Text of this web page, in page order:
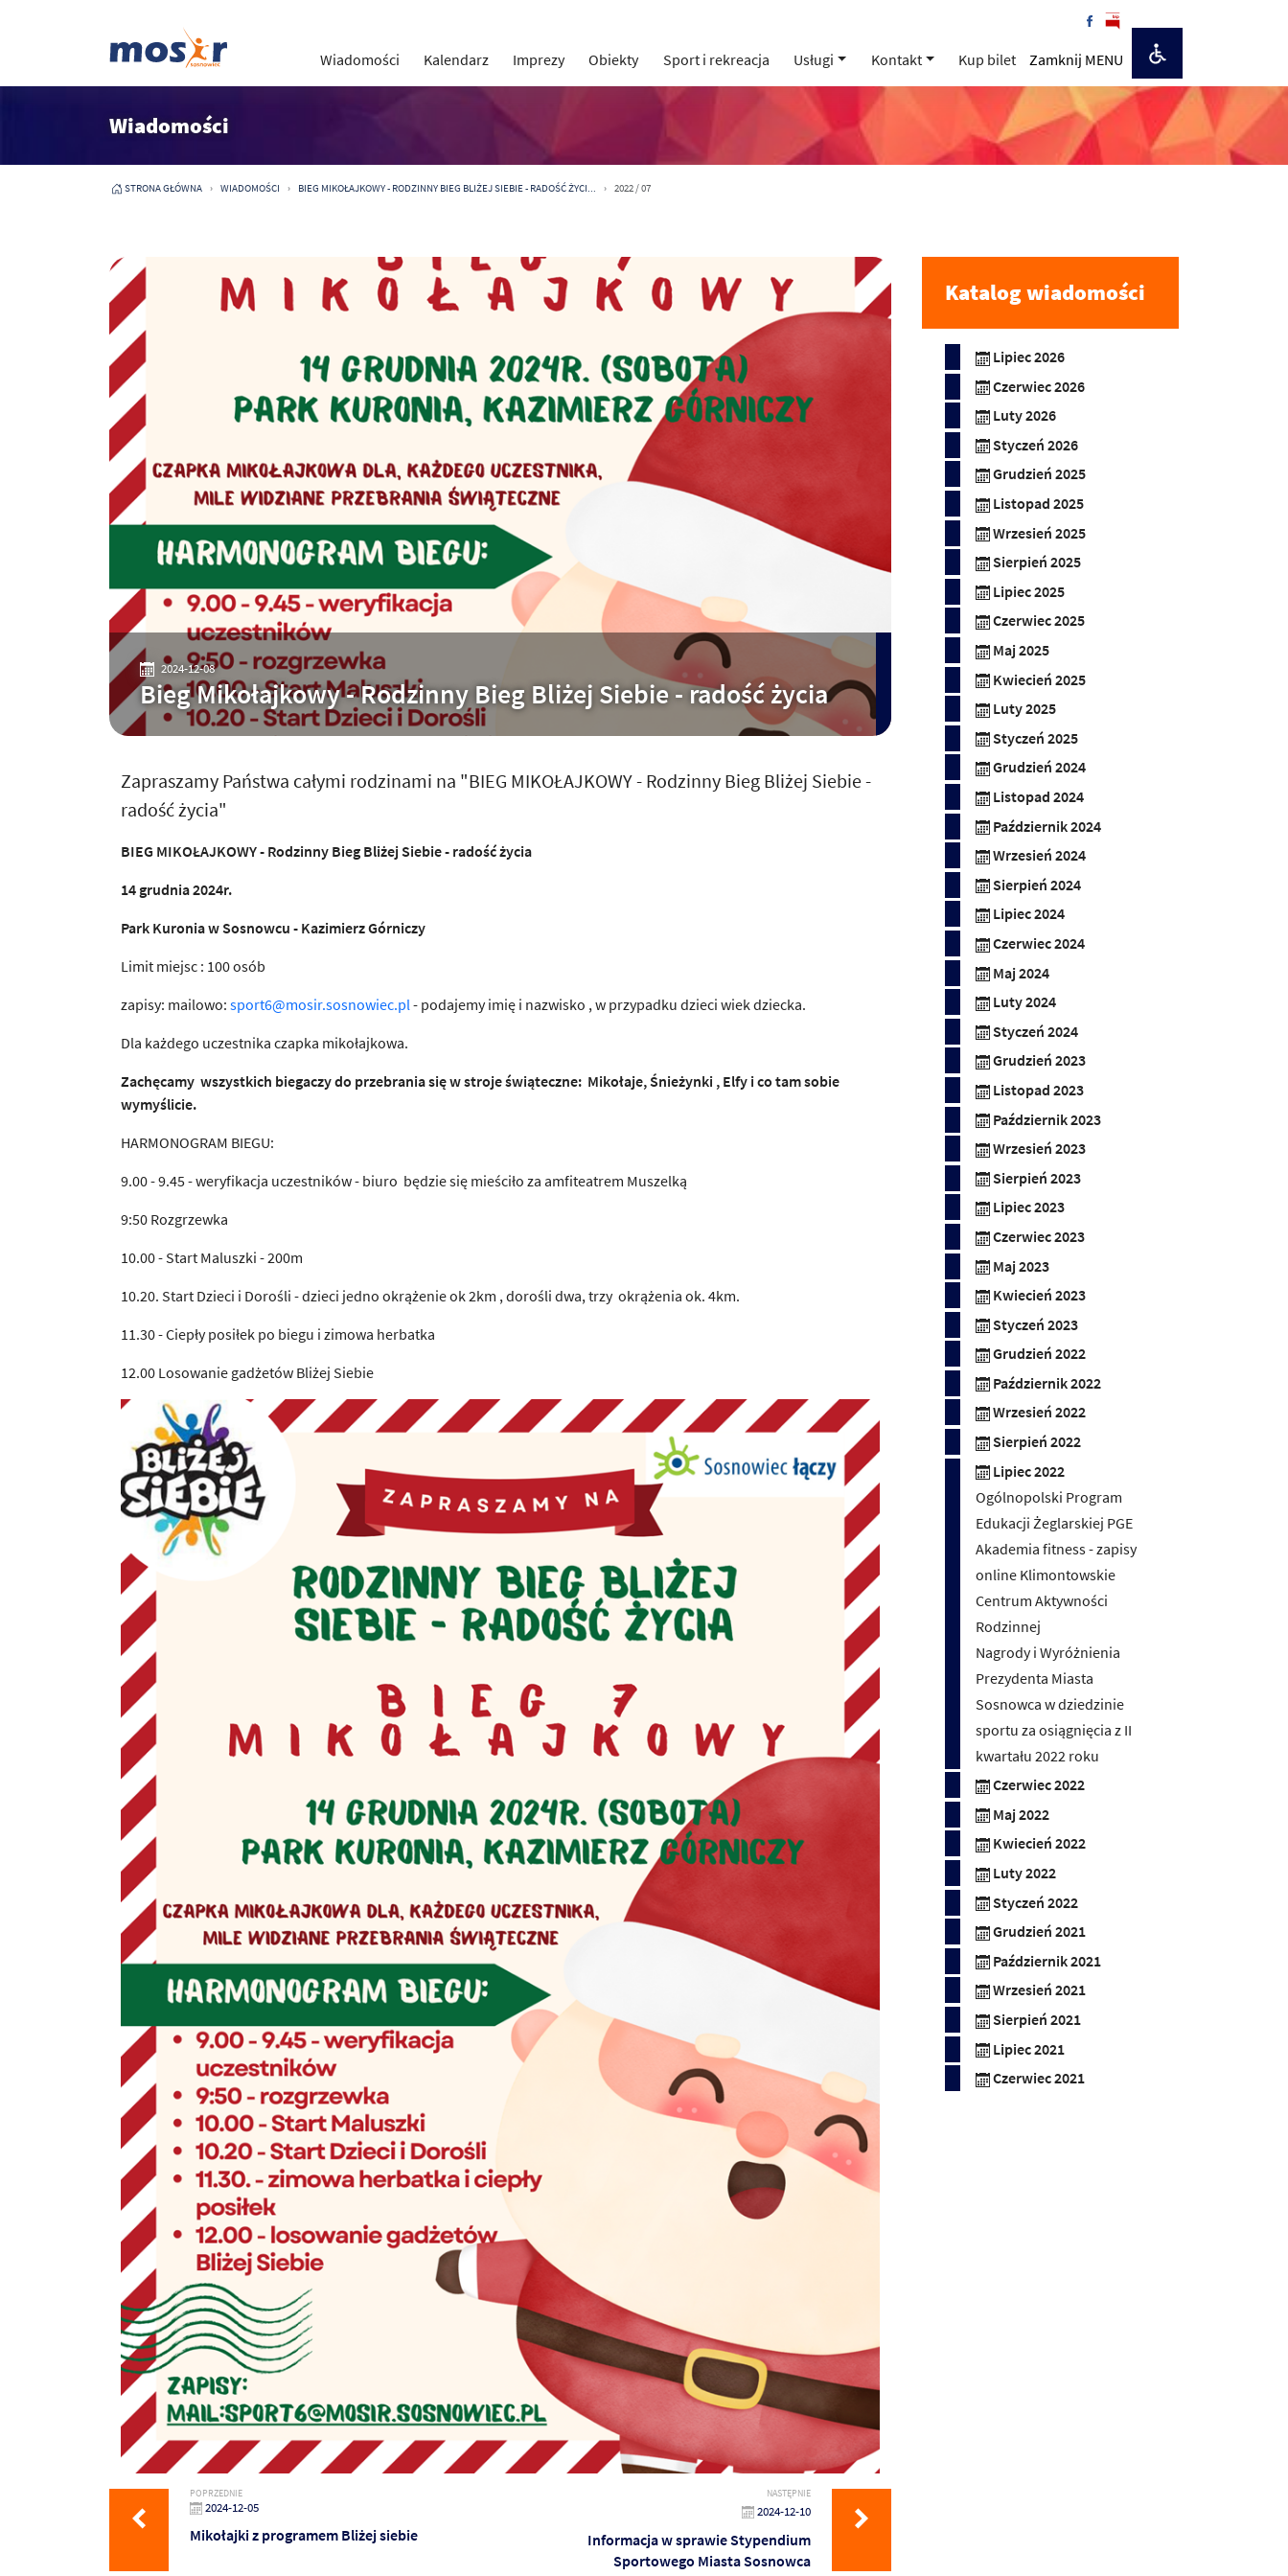
Wiadomości Kalendarz Imprezy Obiekty Sport i rekreacja Usługi Kontakt Kup bilet Zamknij MENU
Wiadomości
STRONA GŁÓWNA WIADOMOŚCI BIEG MIKOŁAJKOWY - RODZINNY BIEG BLIŻEJ SIEBIE - RADOŚĆ ŻYCI... 2022 / 07
2024-12-08
Bieg Mikołajkowy - Rodzinny Bieg Bliżej Siebie - radość życia
Zapraszamy Państwa całymi rodzinami na "BIEG MIKOŁAJKOWY - Rodzinny Bieg Bliżej Siebie -
radość życia"
BIEG MIKOŁAJKOWY - Rodzinny Bieg Bliżej Siebie - radość życia
14 grudnia 2024r.
Park Kuronia w Sosnowcu - Kazimierz Górniczy
Limit miejsc : 100 osób
zapisy: mailowo: sport6@mosir.sosnowiec.pl- podajemy imię i nazwisko , w przypadku dzieci wiek dziecka.
Dla każdego uczestnika czapka mikołajkowa.
Zachęcamy wszystkich biegaczy do przebrania się w stroje świąteczne: Mikołaje, Śnieżynki , Elfy i co tam sobie
wymyślicie.
HARMONOGRAM BIEGU:
9.00 - 9.45 - weryfikacja uczestników - biuro będzie się mieściło za amfiteatrem Muszelką
9:50 Rozgrzewka
10.00 - Start Maluszki - 200m
10.20. Start Dzieci i Dorośli - dzieci jedno okrążenie ok 2km , dorośli dwa, trzy okrążenia ok. 4km.
11.30 - Ciepły posiłek po biegu i zimowa herbatka
12.00 Losowanie gadżetów Bliżej Siebie
POPRZEDNIE
2024-12-05
Mikołajki z programem Bliżej siebie
NASTĘPNIE
2024-12-10
Informacja w sprawie Stypendium
Sportowego Miasta Sosnowca
Katalog wiadomości
Lipiec 2026
Czerwiec 2026
Luty 2026
Styczeń 2026
Grudzień 2025
Listopad 2025
Wrzesień 2025
Sierpień 2025
Lipiec 2025
Czerwiec 2025
Maj 2025
Kwiecień 2025
Luty 2025
Styczeń 2025
Grudzień 2024
Listopad 2024
Październik 2024
Wrzesień 2024
Sierpień 2024
Lipiec 2024
Czerwiec 2024
Maj 2024
Luty 2024
Styczeń 2024
Grudzień 2023
Listopad 2023
Październik 2023
Wrzesień 2023
Sierpień 2023
Lipiec 2023
Czerwiec 2023
Maj 2023
Kwiecień 2023
Styczeń 2023
Grudzień 2022
Październik 2022
Wrzesień 2022
Sierpień 2022
Lipiec 2022
Ogólnopolski Program
Edukacji Żeglarskiej PGE
Akademia fitness - zapisy
online Klimontowskie
Centrum Aktywności
Rodzinnej
Nagrody i Wyróżnienia
Prezydenta Miasta
Sosnowca w dziedzinie
sportu za osiągnięcia z II
kwartału 2022 roku
Czerwiec 2022
Maj 2022
Kwiecień 2022
Luty 2022
Styczeń 2022
Grudzień 2021
Październik 2021
Wrzesień 2021
Sierpień 2021
Lipiec 2021
Czerwiec 2021